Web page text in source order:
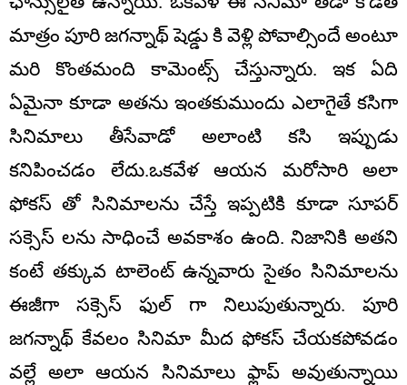
మాత్రం పూరి జగన్నాథ్ షెడ్డు కి వెళ్లి పోవాల్సిందే అంటూ
మరి కొంతమంది కామెంట్స్ చేస్తున్నారు. ఇక ఏది
ఏమైనా కూడా అతను ఇంతకుముందు ఎలాగైతే కసిగా
సినిమాలు తీసేవాడో అలాంటి కసి ఇప్పుడు
కనిపించడం లేదు.ఒకవేళ ఆయన మరోసారి అలా
ఫోకస్ తో సినిమాలను చేస్తే ఇప్పటికి కూడా సూపర్
సక్సెస్ లను సాధించే అవకాశం ఉంది. నిజానికి అతని
కంటే తక్కువ టాలెంట్ ఉన్నవారు సైతం సినిమాలను
ఈజీగా సక్సెస్ ఫుల్ గా నిలుపుతున్నారు. పూరి
జగన్నాథ్ కేవలం సినిమా మీద ఫోకస్ చేయకపోవడం
వల్లే అలా ఆయన సినిమాలు ఫ్లాప్ అవుతున్నాయి